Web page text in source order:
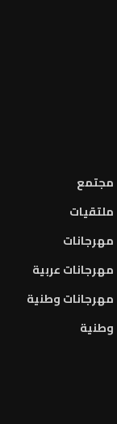
مجتمع
ملتقيات
مهرجانات
مهرجانات عربية
مهرجانات وطنية
وطنية